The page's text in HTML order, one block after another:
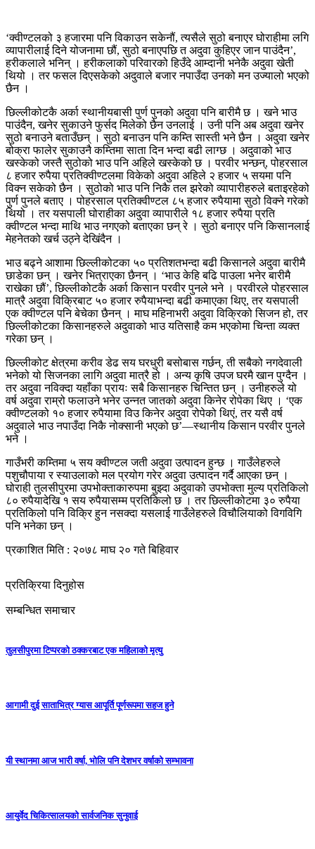
‘क्वीण्टलको ३ हजारमा पनि विकाउन सकेनौं, त्यसैले सुठो बनाएर घोराहीमा लगि
व्यापारीलाई दिने योजनामा छौं, सुठो बनाएपछि त अदुवा कुहिएर जान पाउंदैन’,
हरीकलाले भनिन् । हरीकलाको परिवारको हिउँदे आम्दानी भनेकै अदुवा खेती
थियो । तर फसल दिएसकेको अदुवाले बजार नपाउँदा उनको मन उज्यालो भएको
छैन ।
छिल्लीकोटकै अर्का स्थानीयबासी पुर्ण पुनको अदुवा पनि बारीमै छ । खने भाउ
पाउंदैन, खनेर सुकाउने फुर्सद मिलेको छैन उनलाई । उनी पनि अब अदुवा खनेर
सुठो बनाउने बताउँछन् । सुठो बनाउन पनि कम्ति सास्ती भने छैन । अदुवा खनेर
बोक्रा फालेर सुकाउनै कम्तिमा साता दिन भन्दा बढी लाग्छ । अदुवाको भाउ
खस्केको जस्तै सुठोको भाउ पनि अहिले खस्केको छ । परवीर भन्छन्, पोहरसाल
८ हजार रुपैया प्रतिक्वीण्टलमा विकेको अदुवा अहिले २ हजार ५ सयमा पनि
विक्न सकेको छैन । सुठोको भाउ पनि निकै तल झरेको व्यापारीहरुले बताइरहेको
पुर्ण पुनले बताए । पोहरसाल प्रतिक्वीण्टल ८५ हजार रुपैयामा सुठो विक्ने गरेको
थियो । तर यसपाली घोराहीका अदुवा व्यापारीले १८ हजार रुपैया प्रति
क्वीण्टल भन्दा माथि भाउ नगएको बताएका छन् रे । सुठो बनाएर पनि किसानलाई
मेहनेतको खर्च उठ्ने देखिंदैन ।
भाउ बढ्ने आशामा छिल्लीकोटका ५० प्रतिशतभन्दा बढी किसानले अदुवा बारीमै
छाडेका छन् । खनेर भित्राएका छैनन् । ‘भाउ केहि बढि पाउला भनेर बारीमै
राखेका छौं’, छिल्लीकोटकै अर्का किसान परवीर पुनले भने । परवीरले पोहरसाल
मात्रै अदुवा विक्रिबाट ५० हजार रुपैयाभन्दा बढी कमाएका थिए, तर यसपाली
एक क्वीण्टल पनि बेचेका छैनन् । माघ महिनाभरी अदुवा विक्रिको सिजन हो, तर
छिल्लीकोटका किसानहरुले अदुवाको भाउ यतिसाहै कम भएकोमा चिन्ता व्यक्त
गरेका छन् ।
छिल्लीकोट क्षेत्रमा करीव डेढ सय घरधुरी बसोबास गर्छन्, ती सबैको नगदेवाली
भनेको यो सिजनका लागि अदुवा मात्रै हो । अन्य कृषि उपज घरमै खान पुग्दैन ।
तर अदुवा नविक्दा यहाँका प्रायः सबै किसानहरु चिन्तित छन् । उनीहरुले यो
वर्ष अदुवा राम्रो फलाउने भनेर उन्नत जातको अदुवा किनेर रोपेका थिए । ‘एक
क्वीण्टलको १० हजार रुपैयामा विउ किनेर अदुवा रोपेको थिएं, तर यसै वर्ष
अदुवाले भाउ नपाउँदा निकै नोक्सानी भएको छ’—स्थानीय किसान परवीर पुनले
भने ।
गाउँभरी कम्तिमा ५ सय क्वीण्टल जती अदुवा उत्पादन हुन्छ । गाउँलेहरुले
पशुचौपाया र स्याउलाको मल प्रयोग गरेर अदुवा उत्पादन गर्दै आएका छन् ।
घोराही तुलसीपुरमा उपभोक्ताकारुपमा बुझ्दा अदुवाको उपभोक्ता मुल्य प्रतिकिलो
८० रुपैयादेखि १ सय रुपैयासम्म प्रतिकिलो छ । तर छिल्लीकोटमा ३० रुपैया
प्रतिकिलो पनि विक्रि हुन नसक्दा यसलाई गाउँलेहरुले विचौलियाको विगविगि
पनि भनेका छन् ।
प्रकाशित मिति : २०७८ माघ २० गते बिहिवार
प्रतिक्रिया दिनुहोस
सम्बन्धित समाचार
तुलसीपुरमा टिप्परको ठक्करबाट एक महिलाको मृत्यु
आगामी दुई साताभित्र ग्यास आपूर्ति पूर्णरूपमा सहज हुने
यी स्थानमा आज भारी वर्षा, भोलि पनि देशभर वर्षाको सम्भावना
आयुर्वेद चिकित्सालयको सार्वजनिक सुनुवाई